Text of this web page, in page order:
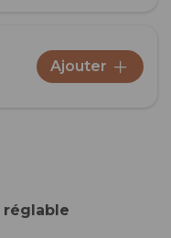
Ajouter
réglable